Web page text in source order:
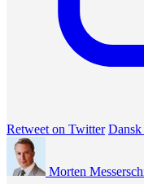
Retweet on Twitter Dansk
Morten